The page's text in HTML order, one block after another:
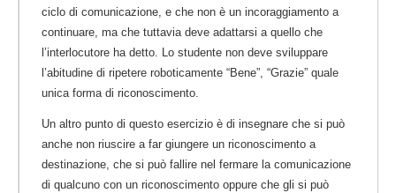
ciclo di comunicazione, e che non è un incoraggiamento a
continuare, ma che tuttavia deve adattarsi a quello che
l’interlocutore ha detto. Lo studente non deve sviluppare
l’abitudine di ripetere roboticamente “Bene”, “Grazie” quale
unica forma di riconoscimento.
Un altro punto di questo esercizio è di insegnare che si può
anche non riuscire a far giungere un riconoscimento a
destinazione, che si può fallire nel fermare la comunicazione
di qualcuno con un riconoscimento oppure che gli si può